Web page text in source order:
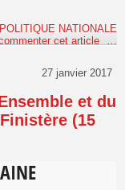
POLITIQUE NATIONALE
cet article
…
27 janvier 2017
et du
(15